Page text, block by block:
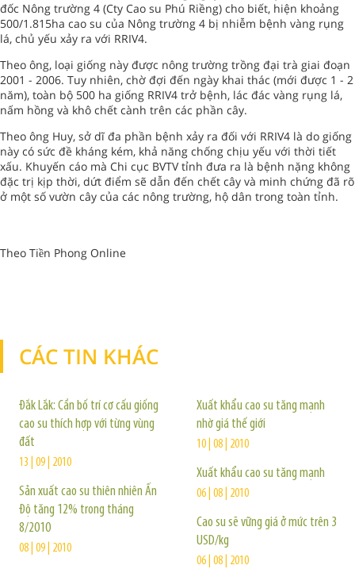
đốc Nông trường 4 (Cty Cao su Phú Riềng) cho biết, hiện khoảng
500/1.815ha cao su của Nông trường 4 bị nhiễm bệnh vàng rụng
lá, chủ yếu xảy ra với RRIV4.
Theo ông, loại giống này được nông trường trồng đại trà giai đoạn
2001 - 2006. Tuy nhiên, chờ đợi đến ngày khai thác (mới được 1 - 2
năm), toàn bộ 500 ha giống RRIV4 trở bệnh, lác đác vàng rụng lá,
nấm hồng và khô chết cành trên các phần cây.
Theo ông Huy, sở dĩ đa phần bệnh xảy ra đối với RRIV4 là do giống
này có sức đề kháng kém, khả năng chống chịu yếu với thời tiết
xấu. Khuyến cáo mà Chi cục BVTV tỉnh đưa ra là bệnh nặng không
đặc trị kịp thời, dứt điểm sẽ dẫn đến chết cây và minh chứng đã rõ
ở một số vườn cây của các nông trường, hộ dân trong toàn tỉnh.
Theo Tiền Phong Online
CÁC TIN KHÁC
Đắk Lắk: Cần bố trí cơ cấu giống
cao su thích hợp với từng vùng
đất
13 | 09 | 2010
Sản xuất cao su thiên nhiên Ấn
Độ tăng 12% trong tháng
8/2010
08 | 09 | 2010
Xuất khẩu cao su tăng mạnh
nhờ giá thế giới
10 | 08 | 2010
Xuất khẩu cao su tăng mạnh
06 | 08 | 2010
Cao su sẽ vững giá ở mức trên 3
USD/kg
06 | 08 | 2010